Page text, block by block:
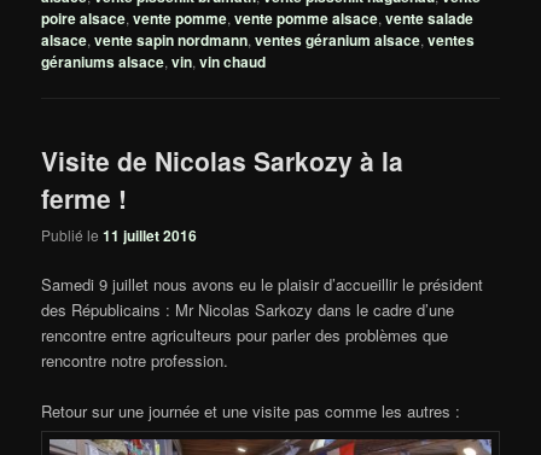
poire alsace,vente pomme,vente pomme alsace,vente salade
alsace,vente sapin nordmann,ventes géranium alsace,ventes
géraniums alsace,vin,vin chaud
Visite de Nicolas Sarkozy à la
ferme !
Publié le11 juillet 2016
Samedi 9 juillet nous avons eu le plaisir d’accueillir le président
des Républicains : Mr Nicolas Sarkozy dans le cadre d’une
rencontre entre agriculteurs pour parler des problèmes que
rencontre notre profession.
Retour sur une journée et une visite pas comme les autres :